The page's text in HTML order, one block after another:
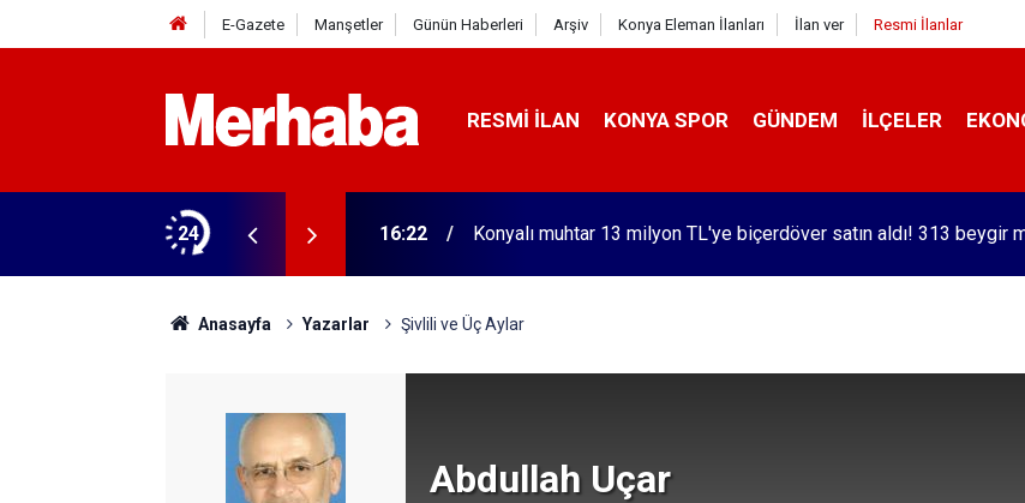
E-Gazete Manşetler Günün Haberleri Arşiv Konya Eleman İlanları İlan ver Resmi İlanlar
RESMI İLAN KONYA SPOR GÜNDEM İLÇELER
24 16:22 Konyalı muhtar 13 milyon TL'ye biçerdöver satın aldı! 313 beygir
Anasayfa Yazarlar Şivlili ve Üç Aylar
Abdullah Uçar